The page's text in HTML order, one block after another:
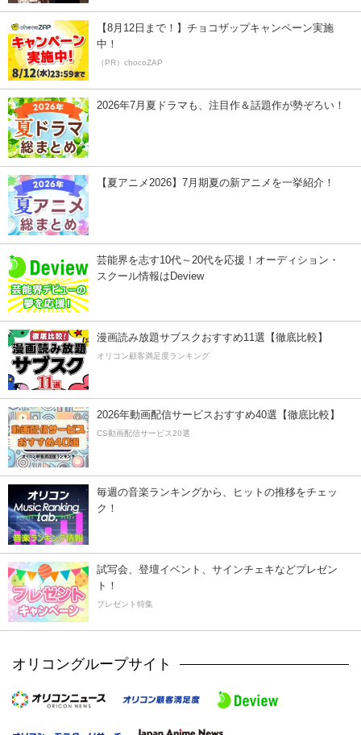
【8月12日まで！】チョコザップキャンペーン実施
中！
（PR）chocoZAP
2026年7月夏ドラマも、注目作＆話題作が勢ぞろい！
【夏アニメ2026】7月期夏の新アニメを一挙紹介！
芸能界を志す10代～20代を応援！オーディション・
スクール情報はDeview
漫画読み放題サブスクおすすめ11選【徹底比較】
オリコン顧客満足度ランキング
2026年動画配信サービスおすすめ40選【徹底比較】
CS動画配信サービス20選
毎週の音楽ランキングから、ヒットの推移をチェッ
ク！
試写会、登壇イベント、サインチェキなどプレゼン
ト！
プレゼント特集
オリコングループサイト